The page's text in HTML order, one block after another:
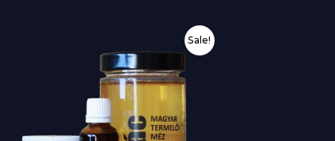
Sale!
price
was:
11
820,00 Ft.
Current
price
10
200,00 Ft.